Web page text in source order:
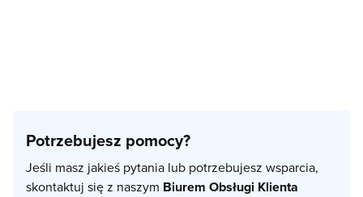
Potrzebujesz pomocy?
Jeśli masz jakieś pytania lub potrzebujesz wsparcia,
skontaktuj się z naszym Biurem Obsługi Klienta